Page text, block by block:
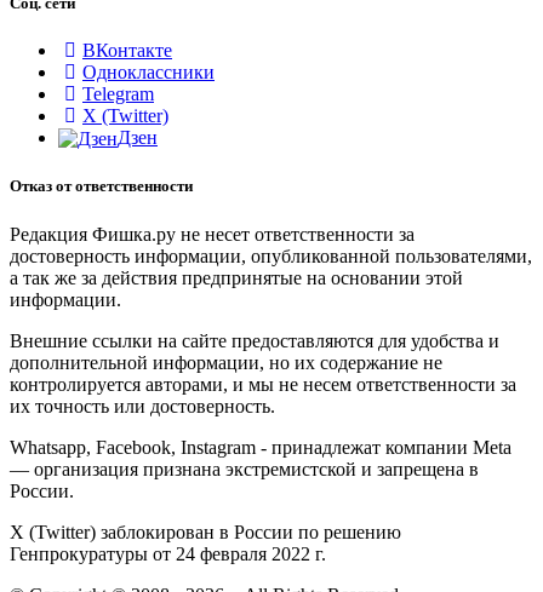
ВКонтакте
Одноклассники
Telegram
X (Twitter)
Дзен
Отказ от ответственности
Редакция Фишка.ру не несет ответственности за
достоверность информации, опубликованной пользователями,
а так же за действия предпринятые на основании этой
информации.
Внешние ссылки на сайте предоставляются для удобства и
дополнительной информации, но их содержание не
контролируется авторами, и мы не несем ответственности за
их точность или достоверность.
Whatsapp, Facebook, Instagram - принадлежат компании Meta
— организация признана экстремистской и запрещена в
России.
X (Twitter) заблокирован в России по решению
Генпрокуратуры от 24 февраля 2022 г.